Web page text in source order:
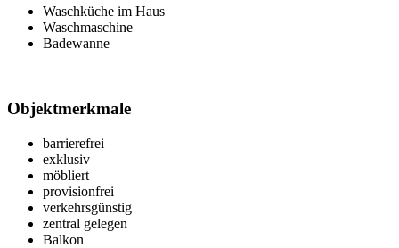
Waschküche im Haus
Waschmaschine
Badewanne
Objektmerkmale
barrierefrei
exklusiv
möbliert
provisionfrei
verkehrsgünstig
zentral gelegen
Balkon